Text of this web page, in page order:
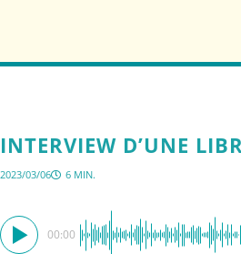
INTERVIEW D’UNE
2023/03/06 6 MIN.
00:00